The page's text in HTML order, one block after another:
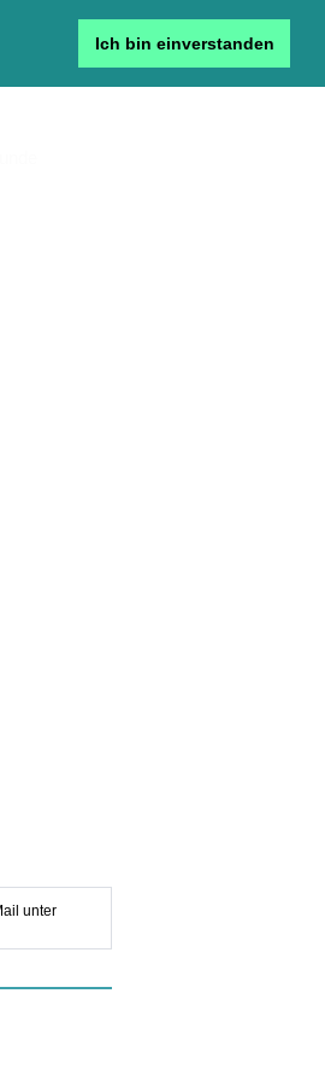
Ich bin einverstanden
unter